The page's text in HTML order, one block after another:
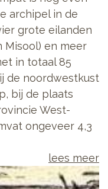
archipel in de
grote eilanden
Misool) en meer
in totaal 85
de noordwestkust
bij de plaats
West-
ongeveer 4,3
lees meer